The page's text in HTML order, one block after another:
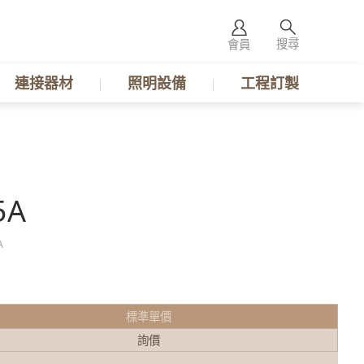
會員 搜尋
連接器材 照明設備 工程訂製
標準單價
詢價